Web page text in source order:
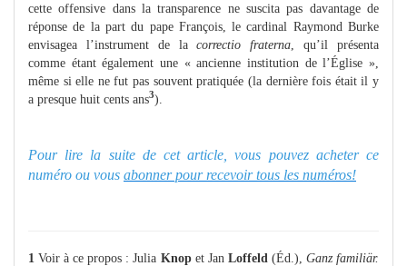
cette offensive dans la transparence ne suscita pas davantage de
réponse de la part du pape François, le cardinal Raymond Burke
envisagea l’instrument de lacorrectio fraterna , qu’il présenta
comme étant également une « ancienne institution de l’Église »,
même si elle ne fut pas souvent pratiquée (la dernière fois était il y
a presque huit cents ans3).
Pour lire la suite de cet article, vous pouvez acheter ce
numéro ou vous abonner pour recevoir tous les numéros!
1 Voir à ce propos : Julia Knop et Jan Loffeld (Éd.), Ganz familiär.